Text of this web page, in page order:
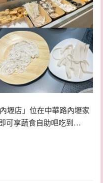
壢店」位在中華路內壢家
可享蔬食自助吧吃到…